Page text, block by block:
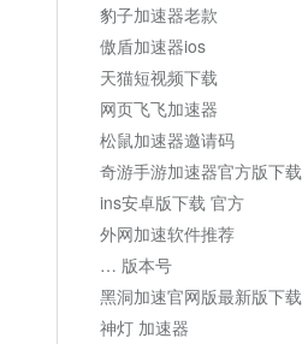
豹子加速器老款
傲盾加速器ios
天猫短视频下载
网页飞飞加速器
松鼠加速器邀请码
奇游手游加速器官方版下载
ins安卓版下载 官方
外网加速软件推荐
… 版本号
黑洞加速官网版最新版下载
神灯 加速器